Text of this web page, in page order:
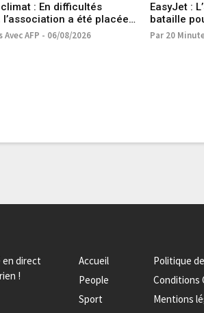
: En difficultés
a été placée
de sauvegarde
Avec AFP - 06/08/2026
EasyJet :
bataille
aérienne
Par 20
en direct
!
Accueil
People
Sport
Politique
Conditions
Mentions